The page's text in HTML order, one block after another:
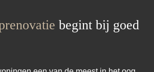
begint bij goed